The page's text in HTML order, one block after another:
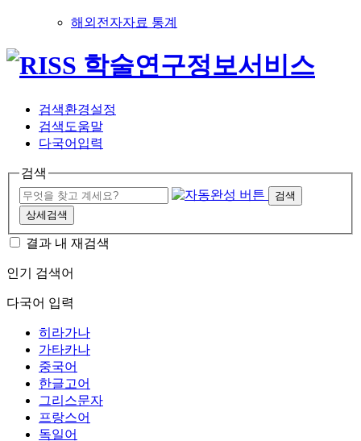
해외전자자료 통계
검색환경설정
검색도움말
다국어입력
검색
검색
상세검색
결과 내 재검색
인기 검색어
다국어 입력
히라가나
가타카나
중국어
한글고어
그리스문자
프랑스어
독일어